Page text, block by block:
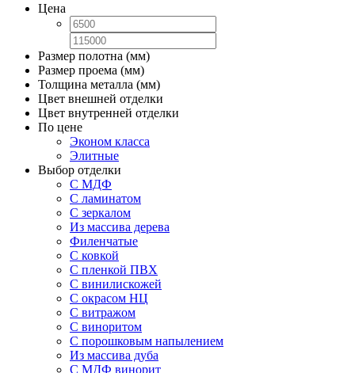
Цена
Размер полотна (мм)
Размер проема (мм)
Толщина металла (мм)
Цвет внешней отделки
Цвет внутренней отделки
По цене
Эконом класса
Элитные
Выбор отделки
С МДФ
С ламинатом
С зеркалом
Из массива дерева
Филенчатые
С ковкой
С пленкой ПВХ
С винилискожей
С окрасом НЦ
С витражом
С виноритом
С порошковым напылением
Из массива дуба
С МДФ винорит